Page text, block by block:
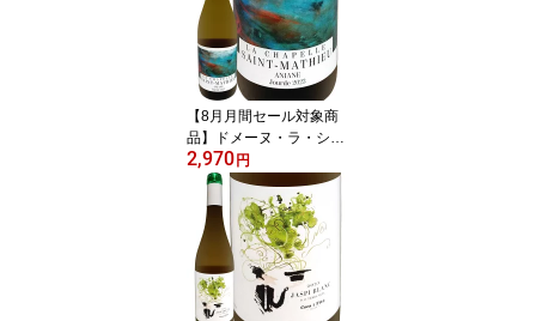
樽熟成 クリアンサ格付
リオハ・アラベサ バスク
ミディアムボディ フルボ
ディ 750ml パーカー91
ワインアドヴォケイト
【8月月間セール対象商
品】ドメーヌ・ラ・シャ
ペル・サン・マチュー ジ
ュルド・ブラン 2023 フ
ランス 750ml 辛口 樽熟
成 8か月 オーク樽熟成 グ
ルナッシュ・ブラン ルー
サンヌ シュナン クレレ
ット グルナッシュ・グリ
ブレンド ナチュラルワイ
2,970円